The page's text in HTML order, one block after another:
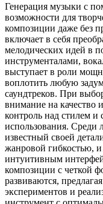
Генерация музыки с
возможности для
композиции даже без
включает в себя
мелодических идей в
инструменталами,
выступает в роли
воплотить любую
саундтреков. При
внимание на качество
контроль над стилем и
использования.
известный своей
жанровой гибкостью,
интуитивным
композиции с четкой
развиваются,
экспериментов и